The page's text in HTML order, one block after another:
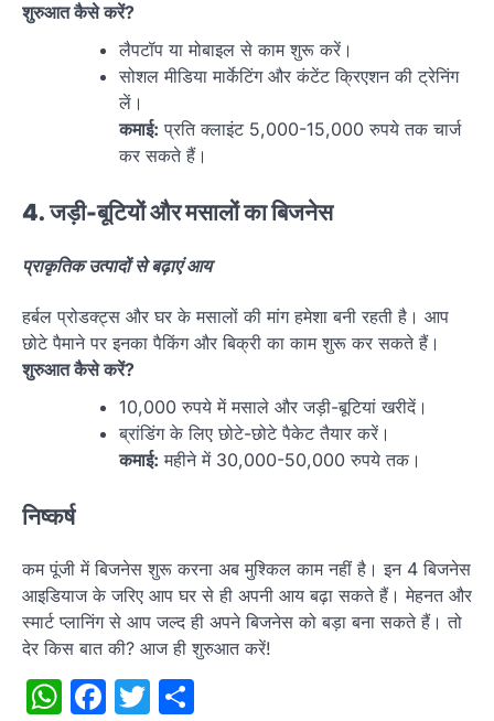
शुरुआत कैसे करें?
लैपटॉप या मोबाइल से काम शुरू करें।
सोशल मीडिया मार्केटिंग और कंटेंट क्रिएशन की ट्रेनिंग
लें।
कमाई: प्रति क्लाइंट 5,000-15,000 रुपये तक चार्ज
कर सकते हैं।
4. जड़ी-बूटियों और मसालों का बिजनेस
प्राकृतिक उत्पादों से बढ़ाएं आय
हर्बल प्रोडक्ट्स और घर के मसालों की मांग हमेशा बनी रहती है। आप
छोटे पैमाने पर इनका पैकिंग और बिक्री का काम शुरू कर सकते हैं।
शुरुआत कैसे करें?
10,000 रुपये में मसाले और जड़ी-बूटियां खरीदें।
ब्रांडिंग के लिए छोटे-छोटे पैकेट तैयार करें।
कमाई: महीने में 30,000-50,000 रुपये तक।
निष्कर्ष
कम पूंजी में बिजनेस शुरू करना अब मुश्किल काम नहीं है। इन 4 बिजनेस
आइडियाज के जरिए आप घर से ही अपनी आय बढ़ा सकते हैं। मेहनत और
स्मार्ट प्लानिंग से आप जल्द ही अपने बिजनेस को बड़ा बना सकते हैं। तो
देर किस बात की? आज ही शुरुआत करें!
WhatsApp
Facebook
Twitter